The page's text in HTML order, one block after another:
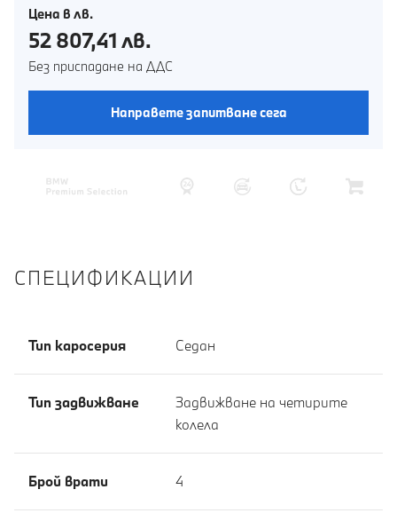
Цена в лв.
52 807,41 лв.
Без приспадане на ДДС
Направете запитване сега
СПЕЦИФИКАЦИИ
Тип каросерия Седан
Тип задвижване
Задвижване на четирите
колела
Брой врати 4